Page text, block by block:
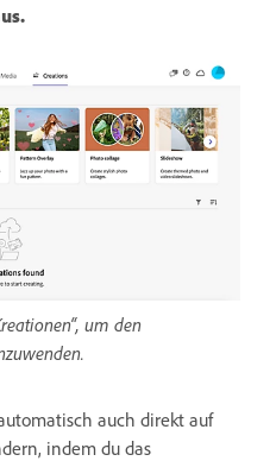
um den
auch direkt auf
indem du das